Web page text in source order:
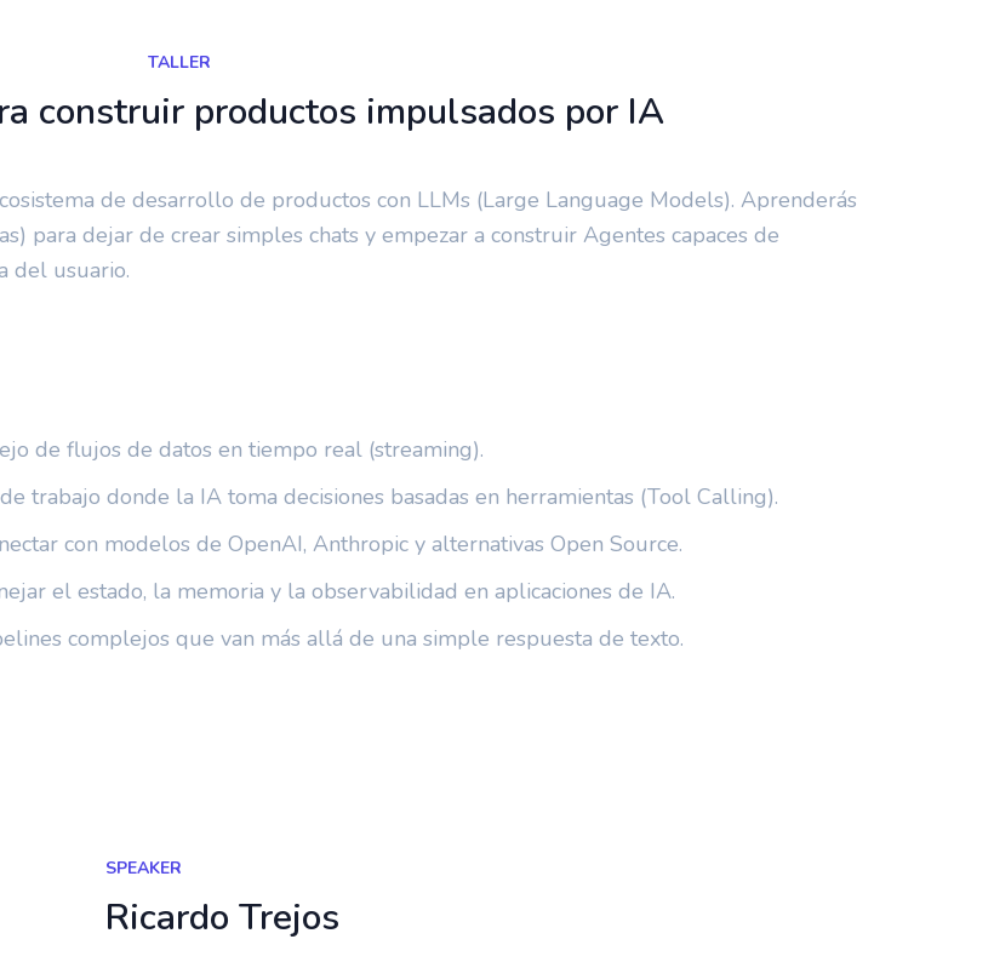
TALLER
construir productos impulsados por IA
de desarrollo de productos con LLMs (Large Language Models). Aprenderás
para dejar de crear simples chats y empezar a construir Agentes capaces de
del usuario.
de flujos de datos en tiempo real (streaming).
trabajo donde la IA toma decisiones basadas en herramientas (Tool Calling).
con modelos de OpenAI, Anthropic y alternativas Open Source.
el estado, la memoria y la observabilidad en aplicaciones de IA.
complejos que van más allá de una simple respuesta de texto.
SPEAKER
Ricardo Trejos